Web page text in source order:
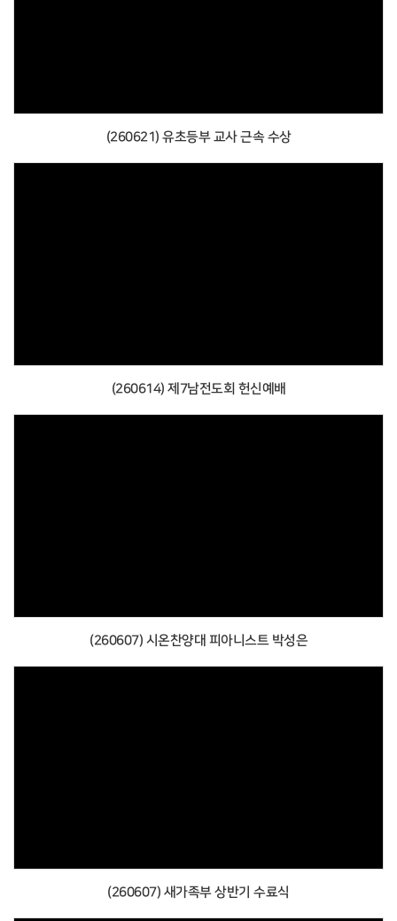
(260621) 유초등부 교사 근속 수상
(260614) 제7남전도회 헌신예배
(260607) 시온찬양대 피아니스트 박성은
(260607) 새가족부 상반기 수료식